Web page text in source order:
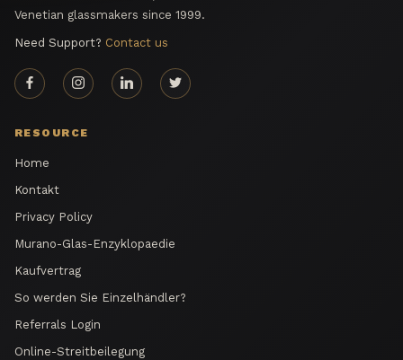
Venetian glassmakers since 1999.
Need Support? Contact us
RESOURCE
Home
Kontakt
Privacy Policy
Murano-Glas-Enzyklopaedie
Kaufvertrag
So werden Sie Einzelhändler?
Referrals Login
Online-Streitbeilegung